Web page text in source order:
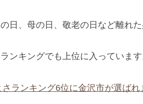
日、母の日、敬老の日など離れ
ンキングでも上位に入っています
さランキング6位に金沢市が選ばれ